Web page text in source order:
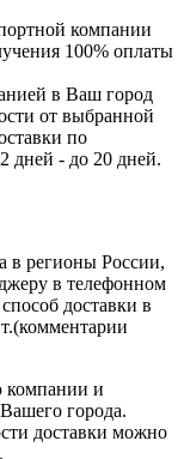
компании
100% оплаты
в Ваш город
от выбранной
по
дней - до 20 дней.
в регионы России,
в телефонном
доставки в
компании и
города.
доставки можно